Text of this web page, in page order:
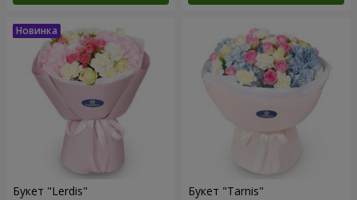
Букет "Lerdis" Букет "Tarnis"